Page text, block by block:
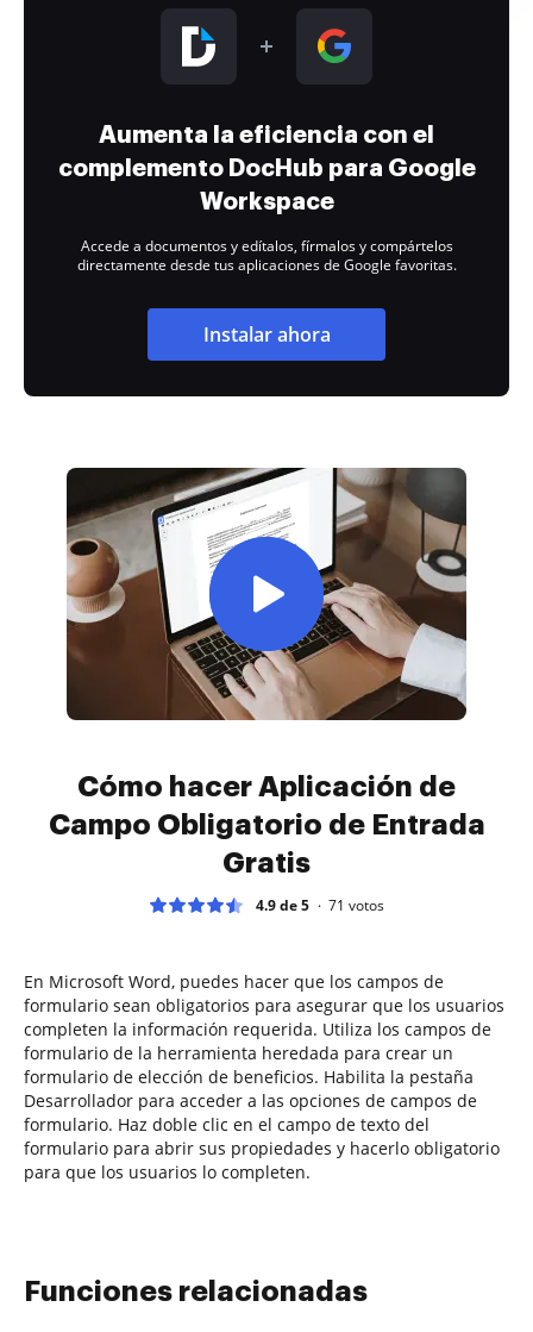
Aumenta la eficiencia con el
complemento DocHub para Google
Workspace
Accede a documentos y edítalos, fírmalos y compártelos
directamente desde tus aplicaciones de Google favoritas.
Instalar ahora
Cómo hacer Aplicación de
Campo Obligatorio de Entrada
Gratis
4.9 de 5 71 votos
En Microsoft Word, puedes hacer que los campos de
formulario sean obligatorios para asegurar que los usuarios
completen la información requerida. Utiliza los campos de
formulario de la herramienta heredada para crear un
formulario de elección de beneficios. Habilita la pestaña
Desarrollador para acceder a las opciones de campos de
formulario. Haz doble clic en el campo de texto del
formulario para abrir sus propiedades y hacerlo obligatorio
para que los usuarios lo completen.
Funciones relacionadas